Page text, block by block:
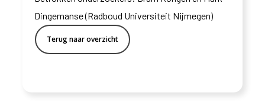
Dingemanse (Radboud Universiteit Nijmegen)
Terug naar overzicht